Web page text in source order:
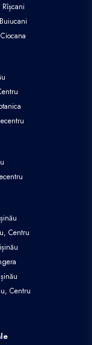
Centru
Centru